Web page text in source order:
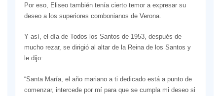
Por eso, Eliseo también tenía cierto temor a expresar su
deseo a los superiores combonianos de Verona.
Y así, el día de Todos los Santos de 1953, después de
mucho rezar, se dirigió al altar de la Reina de los Santos y
le dijo:
“Santa María, el año mariano a ti dedicado está a punto de
comenzar, intercede por mí para que se cumpla mi deseo si